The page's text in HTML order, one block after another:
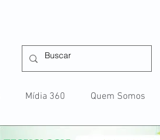
Mídia 360 Quem Somos